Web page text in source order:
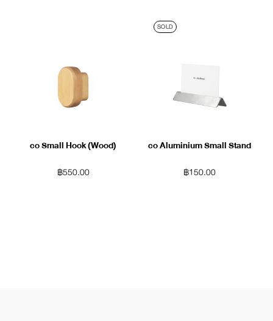
co Small Hook (Wood)
฿550.00
SOLD
co Aluminium Small Stand
฿150.00